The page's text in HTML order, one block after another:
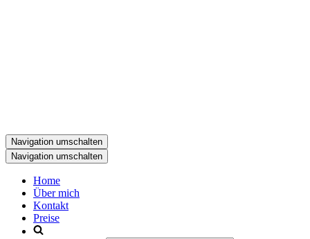
Navigation umschalten
Navigation umschalten
Home
Über mich
Kontakt
Preise